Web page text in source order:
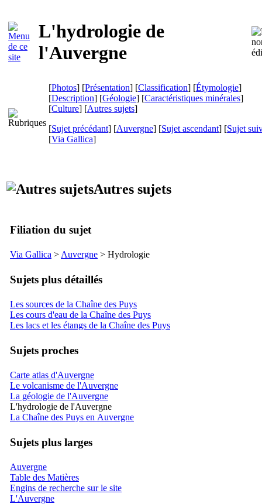
L'hydrologie de
l'Auvergne
[Photos] [Présentation] [Classification] [Étymologie]
[Description] [Géologie] [Caractéristiques minérales]
[Culture] [Autres sujets]
[Sujet précédant] [Auvergne] [Sujet ascendant] [Sujet
[Via Gallica]
Autres sujets
Filiation du sujet
Via Gallica > Auvergne > Hydrologie
Sujets plus détaillés
Les sources de la Chaîne des Puys
Les cours d'eau de la Chaîne des Puys
Les lacs et les étangs de la Chaîne des Puys
Sujets proches
Carte atlas d'Auvergne
Le volcanisme de l'Auvergne
La géologie de l'Auvergne
L'hydrologie de l'Auvergne
La Chaîne des Puys en Auvergne
Sujets plus larges
Auvergne
Table des Matières
Engins de recherche sur le site
L'Auvergne